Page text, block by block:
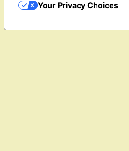
Your Privacy Choices